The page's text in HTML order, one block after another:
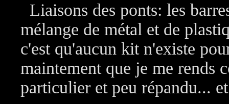
Liaisons des ponts: les
mélange de métal et de
c'est qu'aucun kit n'existe
maintement que je me rends
particulier et peu répandu...